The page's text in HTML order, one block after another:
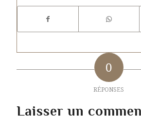
0
RÉPONSES
Laisser un